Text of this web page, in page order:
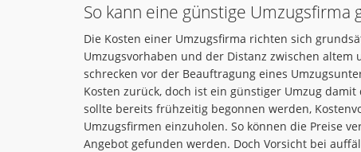
So kann eine günstige Umzugsfirma
Die Kosten einer Umzugsfirma richten sich
Umzugsvorhaben und der Distanz zwischen altem
schrecken vor der Beauftragung eines
Kosten zurück, doch ist ein günstiger Umzug
sollte bereits frühzeitig begonnen werden,
Umzugsfirmen einzuholen. So können die Preise
Angebot gefunden werden. Doch Vorsicht bei